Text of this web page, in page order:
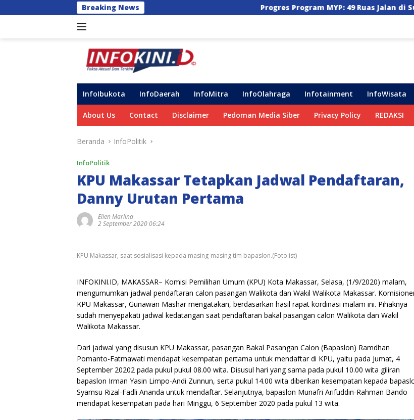
ke
Breaking News Progres Program MYP: 49 Ruas Jalan di Sulsel Dalam Tahap
InfoIbukota InfoDaerah InfoMitra InfoOlahraga Infotainment InfoWisata
About Us Contact Disclaimer Pedoman Media Siber Privacy Policy REDAKSI
Beranda InfoPolitik
InfoPolitik
KPU Makassar Tetapkan Jadwal Pendaftaran,
Danny Urutan Pertama
Elien Marlina
2 September 2020 06:24
KPU Makassar, saat sosialisasi kepada masing-masing tim bapaslon.(Foto:ist)
INFOKINI.ID, MAKASSAR– Komisi Pemilihan Umum (KPU) Kota Makassar, Selasa, (1/9/2020) malam,
mengumumkan jadwal pendaftaran calon pasangan Walikota dan Wakil Walikota Makassar.
KPU Makassar, Gunawan Mashar mengatakan, berdasarkan hasil rapat kordinasi malam ini. Pihaknya
sudah menyepakati jadwal kedatangan saat pendaftaran bakal pasangan calon Walikota dan Wakil
Walikota Makassar.
Dari jadwal yang disusun KPU Makassar, pasangan Bakal Pasangan Calon (Bapaslon) Ramdhan
Pomanto-Fatmawati mendapat kesempatan pertama untuk mendaftar di KPU, yaitu pada Jumat, 4
September 20202 pada pukul pukul 08.00 wita. Disusul hari yang sama pada pukul 10.00 wita giliran
bapaslon Irman Yasin Limpo-Andi Zunnun, serta pukul 14.00 wita diberikan kesempatan kepada
Syamsu Rizal-Fadli Ananda untuk mendaftar. Selanjutnya, bapaslon Munafri Arifuddin-Rahman Bando
mendapat kesempatan pada hari Minggu, 6 September 2020 pada pukul 13 wita.